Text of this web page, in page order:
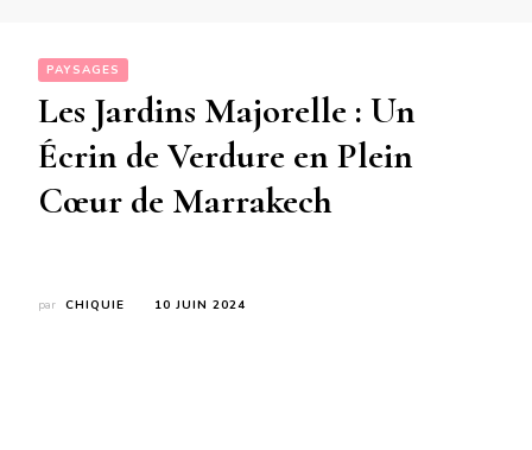
PAYSAGES
Les Jardins Majorelle : Un
Écrin de Verdure en Plein
Cœur de Marrakech
par CHIQUIE 10 JUIN 2024